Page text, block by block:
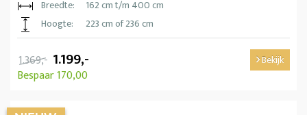
Breedte:
162 cm t/m 400 cm
Hoogte:
223 cm of 236 cm
1.369,- 1.199,-
Bespaar 170,00
Bekijk